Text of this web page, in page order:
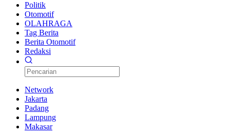
Politik
Otomotif
OLAHRAGA
Tag Berita
Berita Otomotif
Redaksi
Network
Jakarta
Padang
Lampung
Makasar